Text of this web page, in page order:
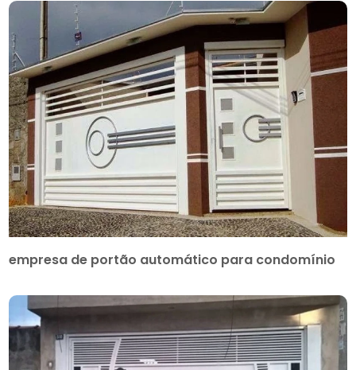
empresa de portão automático para condomínio